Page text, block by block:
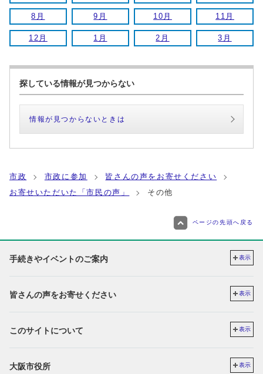
8月 9月 10月 11月
12月 1月 2月 3月
探している情報が見つからない
情報が見つからないときは
市政 市政に参加
皆さんの声をお寄せください
お寄せいただいた「市民の声」
その他
ページの先頭へ戻る
手続きやイベントのご案内 表示
皆さんの声をお寄せください 表示
このサイトについて 表示
大阪市役所 表示